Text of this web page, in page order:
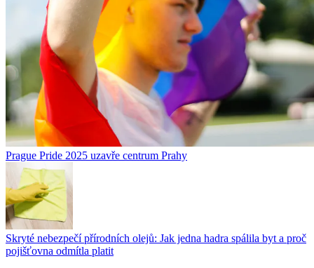
Prague Pride 2025 uzavře centrum Prahy
Skryté nebezpečí přírodních olejů: Jak jedna hadra spálila byt a proč
pojišťovna odmítla platit